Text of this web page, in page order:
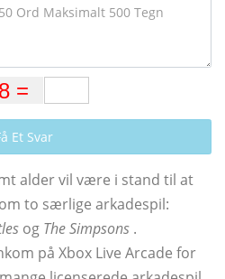
Et Svar
alder vil være i stand til at
to særlige arkadespil:
og The Simpsons .
på Xbox Live Arcade for